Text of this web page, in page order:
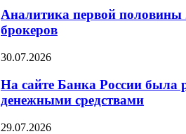
Аналитика первой
брокеров
30.07.2026
На сайте Банка России была
денежными средствами
29.07.2026